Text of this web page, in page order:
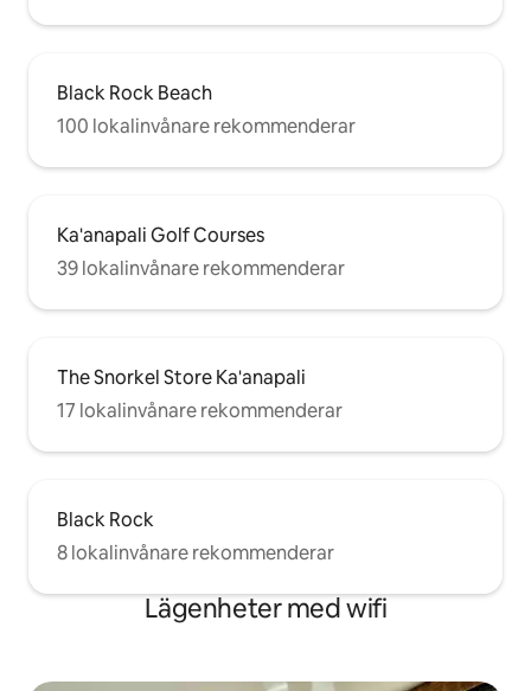
Black Rock Beach
100 lokalinvånare rekommenderar
Ka'anapali Golf Courses
39 lokalinvånare rekommenderar
The Snorkel Store Ka'anapali
17 lokalinvånare rekommenderar
Black Rock
8 lokalinvånare rekommenderar
Lägenheter med wifi